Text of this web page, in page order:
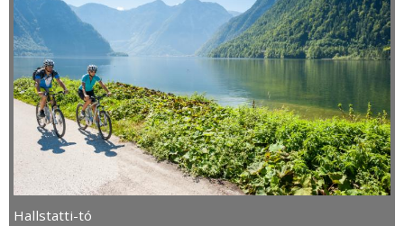
Hallstatti-tó